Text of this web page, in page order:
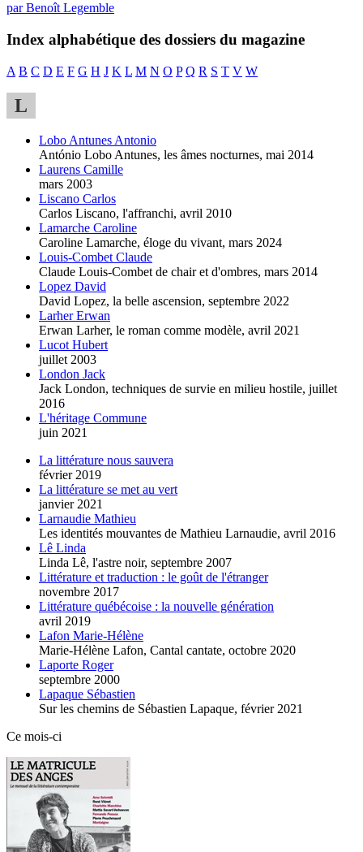
par Benoît Legemble
Index alphabétique des dossiers du magazine
A B C D E F G H J K L M N O P Q R S T V W
L
Lobo Antunes Antonio
António Lobo Antunes, les âmes nocturnes, mai 2014
Laurens Camille
mars 2003
Liscano Carlos
Carlos Liscano, l'affranchi, avril 2010
Lamarche Caroline
Caroline Lamarche, éloge du vivant, mars 2024
Louis-Combet Claude
Claude Louis-Combet de chair et d'ombres, mars 2014
Lopez David
David Lopez, la belle ascension, septembre 2022
Larher Erwan
Erwan Larher, le roman comme modèle, avril 2021
Lucot Hubert
juillet 2003
London Jack
Jack London, techniques de survie en milieu hostile, juillet
2016
L'héritage Commune
juin 2021
La littérature nous sauvera
février 2019
La littérature se met au vert
janvier 2021
Larnaudie Mathieu
Les identités mouvantes de Mathieu Larnaudie, avril 2016
Lê Linda
Linda Lê, l'astre noir, septembre 2007
Littérature et traduction : le goût de l'étranger
novembre 2017
Littérature québécoise : la nouvelle génération
avril 2019
Lafon Marie-Hélène
Marie-Hélène Lafon, Cantal cantate, octobre 2020
Laporte Roger
septembre 2000
Lapaque Sébastien
Sur les chemins de Sébastien Lapaque, février 2021
Ce mois-ci